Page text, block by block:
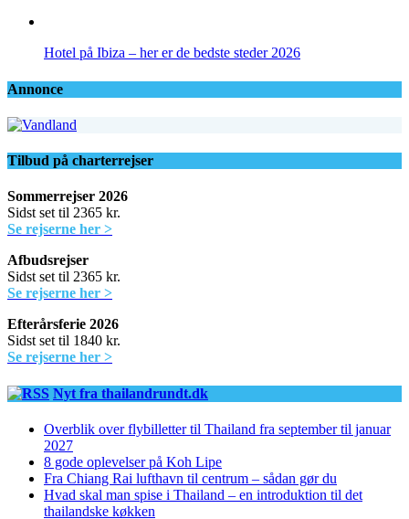
Hotel på Ibiza – her er de bedste steder 2026
Annonce
Tilbud på charterrejser
Sommerrejser 2026
Sidst set til 2365 kr.
Se rejserne her >
Afbudsrejser
Sidst set til 2365 kr.
Se rejserne her >
Efterårsferie 2026
Sidst set til 1840 kr.
Se rejserne her >
Nyt fra thailandrundt.dk
Overblik over flybilletter til Thailand fra september til januar
2027
8 gode oplevelser på Koh Lipe
Fra Chiang Rai lufthavn til centrum – sådan gør du
Hvad skal man spise i Thailand – en introduktion til det
thailandske køkken